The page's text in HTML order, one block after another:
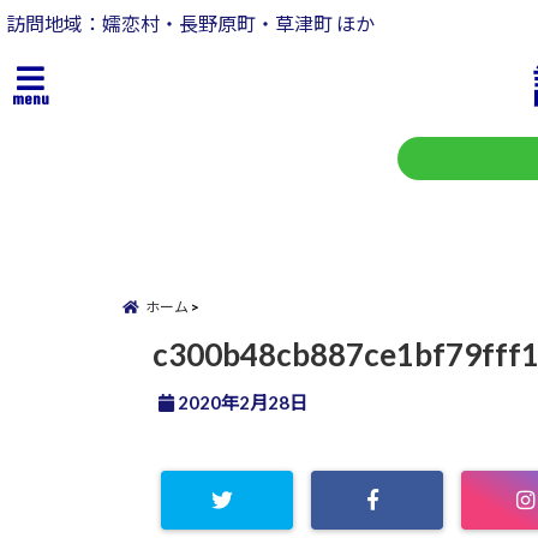
訪問地域：嬬恋村・長野原町・草津町 ほか
menu
ホーム
2020年2月28日